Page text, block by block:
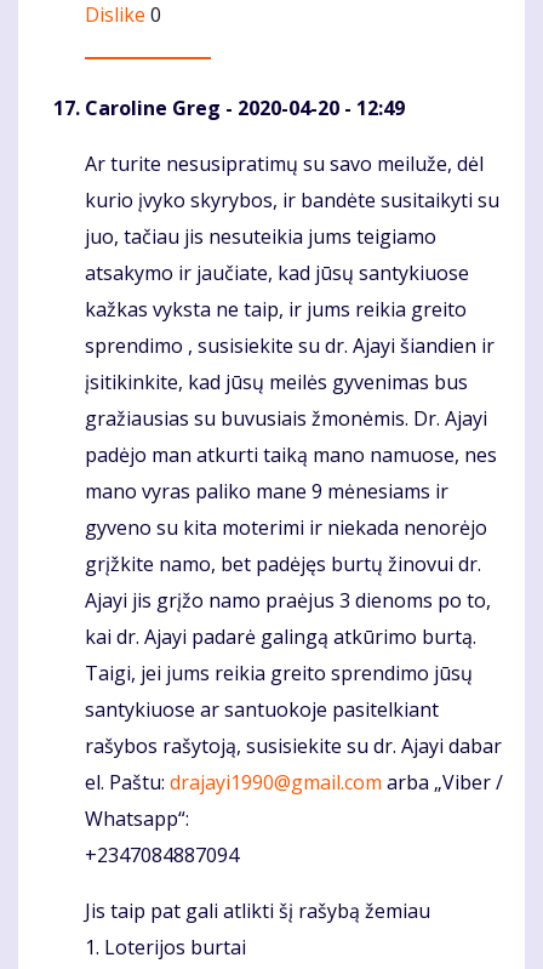
Dislike 0
Caroline Greg - 2020-04-20 - 12:49
Komentaras
Ar turite nesusipratimų su savo meiluže, dėl
kurio įvyko skyrybos, ir bandėte susitaikyti su
juo, tačiau jis nesuteikia jums teigiamo
atsakymo ir jaučiate, kad jūsų santykiuose
kažkas vyksta ne taip, ir jums reikia greito
sprendimo , susisiekite su dr. Ajayi šiandien ir
įsitikinkite, kad jūsų meilės gyvenimas bus
gražiausias su buvusiais žmonėmis. Dr. Ajayi
padėjo man atkurti taiką mano namuose, nes
mano vyras paliko mane 9 mėnesiams ir
gyveno su kita moterimi ir niekada nenorėjo
grįžkite namo, bet padėjęs burtų žinovui dr.
Ajayi jis grįžo namo praėjus 3 dienoms po to,
kai dr. Ajayi padarė galingą atkūrimo burtą.
Taigi, jei jums reikia greito sprendimo jūsų
santykiuose ar santuokoje pasitelkiant
rašybos rašytoją, susisiekite su dr. Ajayi dabar
el. Paštu: drajayi1990@gmail.com arba „Viber /
Whatsapp“:
+2347084887094
Jis taip pat gali atlikti šį rašybą žemiau
1. Loterijos burtai